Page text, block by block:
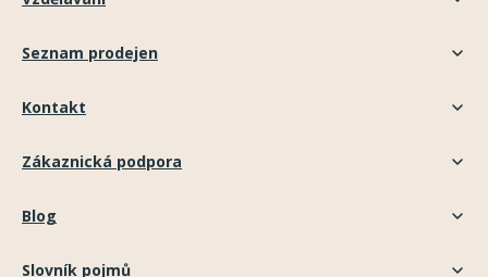
Seznam prodejen
Kontakt
Zákaznická podpora
Blog
Slovník pojmů